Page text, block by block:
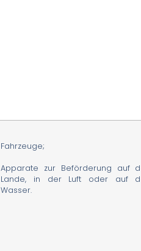
Fahrzeuge;
Apparate zur Beförderung auf
Lande, in der Luft oder auf
Wasser.